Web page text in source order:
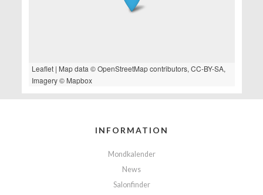
Leaflet| Map data ©OpenStreetMapcontributors, CC-BY-SA,
Imagery © Mapbox
INFORMATION
Mondkalender
News
Salonfinder